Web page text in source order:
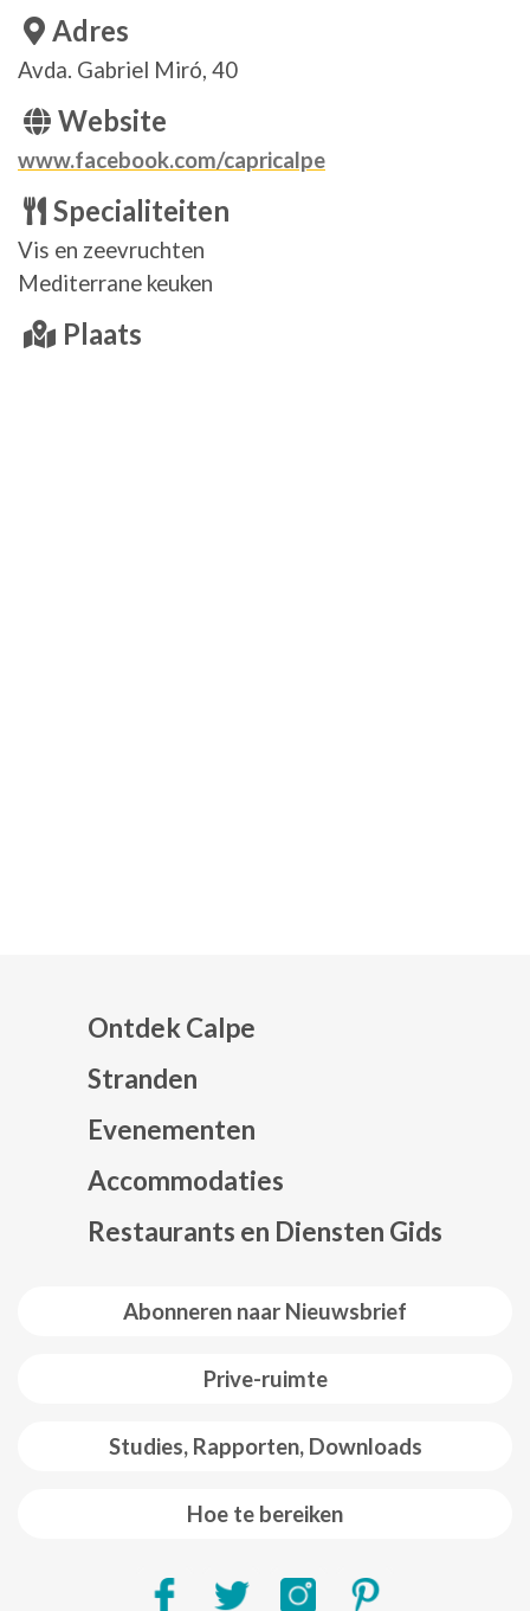
Adres
Avda. Gabriel Miró, 40
Website
www.facebook.com/capricalpe
Specialiteiten
Vis en zeevruchten
Mediterrane keuken
Plaats
Abonneren naar Nieuwsbrief
Prive-ruimte
Studies, Rapporten, Downloads
Hoe te bereiken
Ontdek Calpe
Stranden
Evenementen
Accommodaties
Restaurants en Diensten Gids